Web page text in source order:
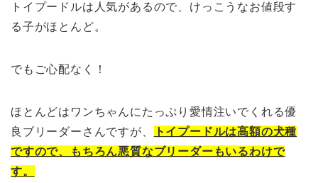
トイプードルは人気があるので、けっこうなお値段す
る子がほとんど。
でもご心配なく！
ほとんどはワンちゃんにたっぷり愛情注いでくれる優
良ブリーダーさんですが、
トイプードルは高額の犬種
ですので、もちろん悪質なブリーダーもいるわけで
す。